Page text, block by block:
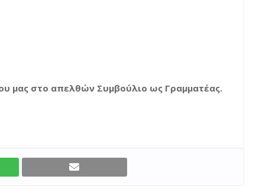
μας στο απελθών Συμβούλιο ως Γραμματέας.